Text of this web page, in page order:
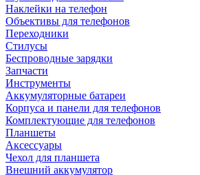
Наклейки на телефон
Объективы для телефонов
Переходники
Стилусы
Беспроводные зарядки
Запчасти
Инструменты
Аккумуляторные батареи
Корпуса и панели для телефонов
Комплектующие для телефонов
Планшеты
Аксессуары
Чехол для планшета
Внешний аккумулятор